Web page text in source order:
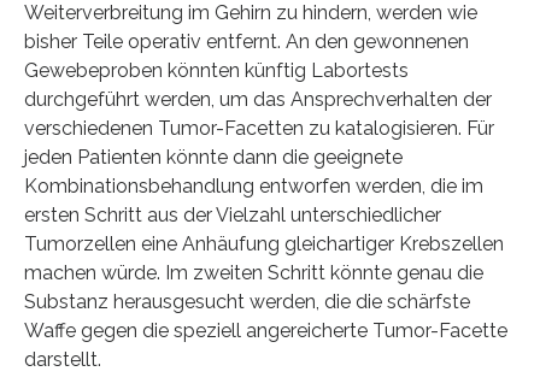
Weiterverbreitung im Gehirn zu hindern, werden wie
bisher Teile operativ entfernt. An den gewonnenen
Gewebeproben könnten künftig Labortests
durchgeführt werden, um das Ansprechverhalten der
verschiedenen Tumor-Facetten zu katalogisieren. Für
jeden Patienten könnte dann die geeignete
Kombinationsbehandlung entworfen werden, die im
ersten Schritt aus der Vielzahl unterschiedlicher
Tumorzellen eine Anhäufung gleichartiger Krebszellen
machen würde. Im zweiten Schritt könnte genau die
Substanz herausgesucht werden, die die schärfste
Waffe gegen die speziell angereicherte Tumor-Facette
darstellt.